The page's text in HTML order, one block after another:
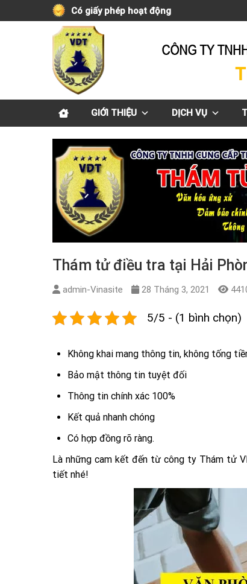
to
Có giấy phép hoạt động
GIỚI THIỆU DỊCH VỤ
Thám tử điều tra tại Hải
admin-Vinasite 28 Tháng 3, 2021
5/5 - (1 bình chọn)
Không khai mang thông tin, không tống
Bảo mật thông tin tuyệt đối
Thông tin chính xác 100%
Kết quả nhanh chóng
Có hợp đồng rõ ràng.
Là những cam kết đến từ công ty Thám tử
tiết nhé!